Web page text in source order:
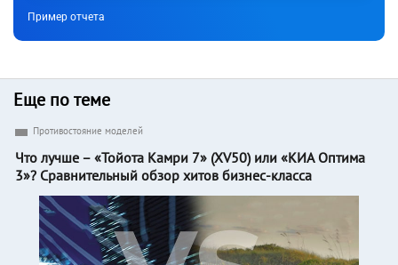
Пример отчета
Еще по теме
Противостояние моделей
Что лучше – «Тойота Камри 7» (XV50) или «КИА Оптима
3»? Сравнительный обзор хитов бизнес-класса